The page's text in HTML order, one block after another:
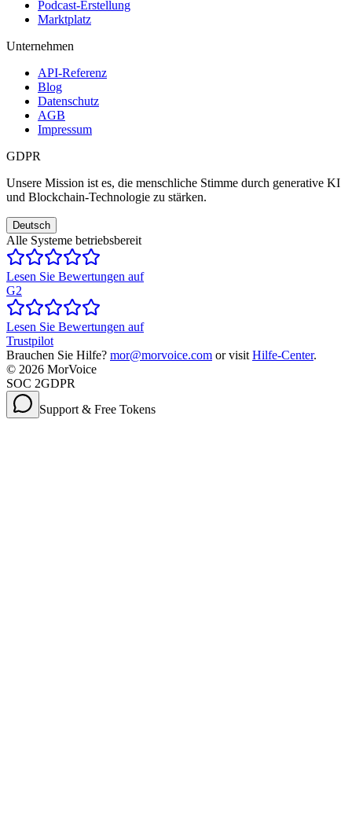
Podcast-Erstellung
Marktplatz
Unternehmen
API-Referenz
Blog
Datenschutz
AGB
Impressum
GDPR
Unsere Mission ist es, die menschliche Stimme durch generative KI
und Blockchain-Technologie zu stärken.
Deutsch
Alle Systeme betriebsbereit
Lesen Sie Bewertungen auf
G2
Lesen Sie Bewertungen auf
Trustpilot
Brauchen Sie Hilfe? mor@morvoice.com or visit Hilfe-Center.
© 2026 MorVoice
SOC 2GDPR
Support & Free Tokens